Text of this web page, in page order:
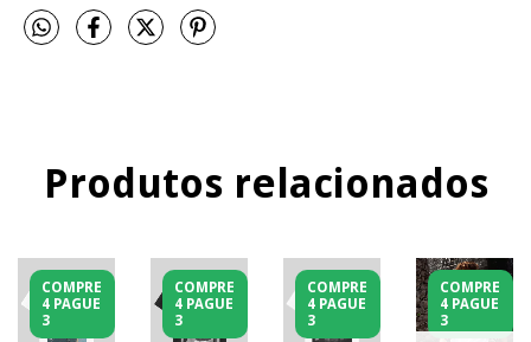
Produtos relacionados
COMPRE
4 PAGUE
3
COMPRE
4 PAGUE
3
COMPRE
4 PAGUE
3
COMPRE
4 PAGUE
3